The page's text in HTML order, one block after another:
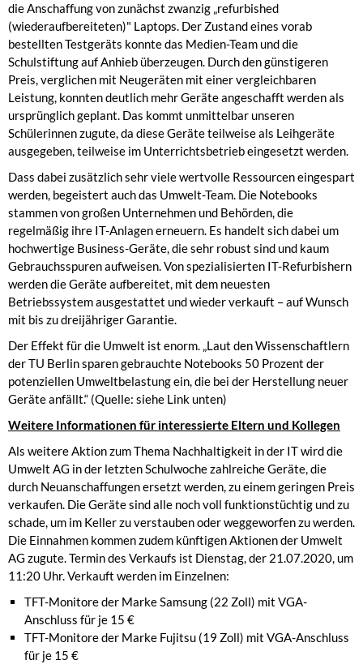
die Anschaffung von zunächst zwanzig „refurbished
(wiederaufbereiteten)" Laptops. Der Zustand eines vorab
bestellten Testgeräts konnte das Medien-Team und die
Schulstiftung auf Anhieb überzeugen. Durch den günstigeren
Preis, verglichen mit Neugeräten mit einer vergleichbaren
Leistung, konnten deutlich mehr Geräte angeschafft werden als
ursprünglich geplant. Das kommt unmittelbar unseren
Schülerinnen zugute, da diese Geräte teilweise als Leihgeräte
ausgegeben, teilweise im Unterrichtsbetrieb eingesetzt werden.
Dass dabei zusätzlich sehr viele wertvolle Ressourcen eingespart
werden, begeistert auch das Umwelt-Team. Die Notebooks
stammen von großen Unternehmen und Behörden, die
regelmäßig ihre IT-Anlagen erneuern. Es handelt sich dabei um
hochwertige Business-Geräte, die sehr robust sind und kaum
Gebrauchsspuren aufweisen. Von spezialisierten IT-Refurbishern
werden die Geräte aufbereitet, mit dem neuesten
Betriebssystem ausgestattet und wieder verkauft – auf Wunsch
mit bis zu dreijähriger Garantie.
Der Effekt für die Umwelt ist enorm. „Laut den Wissenschaftlern
der TU Berlin sparen gebrauchte Notebooks 50 Prozent der
potenziellen Umweltbelastung ein, die bei der Herstellung neuer
Geräte anfällt.“ (Quelle: siehe Link unten)
Weitere Informationen für interessierte Eltern und Kollegen
Als weitere Aktion zum Thema Nachhaltigkeit in der IT wird die
Umwelt AG in der letzten Schulwoche zahlreiche Geräte, die
durch Neuanschaffungen ersetzt werden, zu einem geringen Preis
verkaufen. Die Geräte sind alle noch voll funktionstüchtig und zu
schade, um im Keller zu verstauben oder weggeworfen zu werden.
Die Einnahmen kommen zudem künftigen Aktionen der Umwelt
AG zugute. Termin des Verkaufs ist Dienstag, der 21.07.2020, um
11:20 Uhr. Verkauft werden im Einzelnen:
TFT-Monitore der Marke Samsung (22 Zoll) mit VGA-
Anschluss für je 15 €
TFT-Monitore der Marke Fujitsu (19 Zoll) mit VGA-Anschluss
für je 15 €